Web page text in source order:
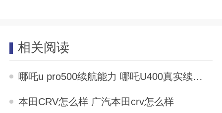
相关阅读
哪吒u pro500续航能力 哪吒U400真实续航多少
2025-10-03
本田CRV怎么样 广汽本田crv怎么样